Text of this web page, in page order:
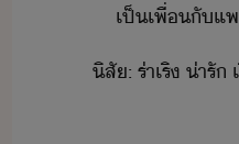
เป็เพื่​ั​แ
ิสั​:​ ​ร่าเริ​ ​่ารั​